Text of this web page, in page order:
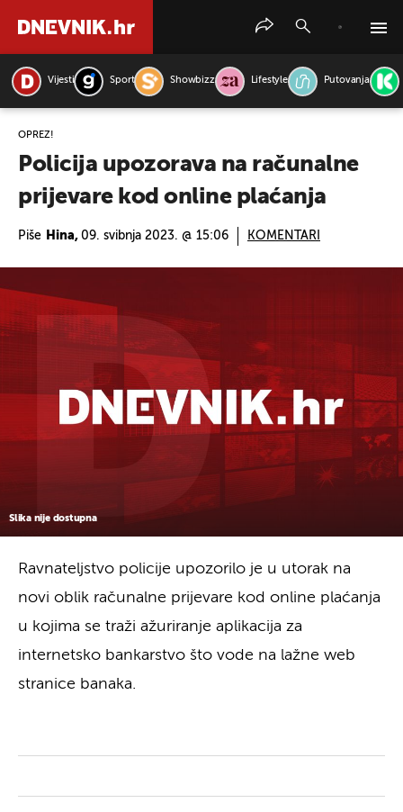
Vijesti Sport Showbizz Lifestyle Putovanja
OPREZ!
Policija upozorava na računalne
prijevare kod online plaćanja
Piše Hina, 09. svibnja 2023. @ 15:06 KOMENTARI
Slika nije dostupna
Ravnateljstvo policije upozorilo je u utorak na
novi oblik računalne prijevare kod online plaćanja
u kojima se traži ažuriranje aplikacija za
internetsko bankarstvo što vode na lažne web
stranice banaka.
PRETRAŽITE VIJESTI